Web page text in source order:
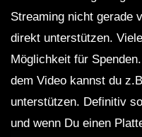
Streaming nicht gerade
direkt unterstützen.
Möglichkeit für
dem Video kannst du
unterstützen. Definitiv
und wenn Du einen